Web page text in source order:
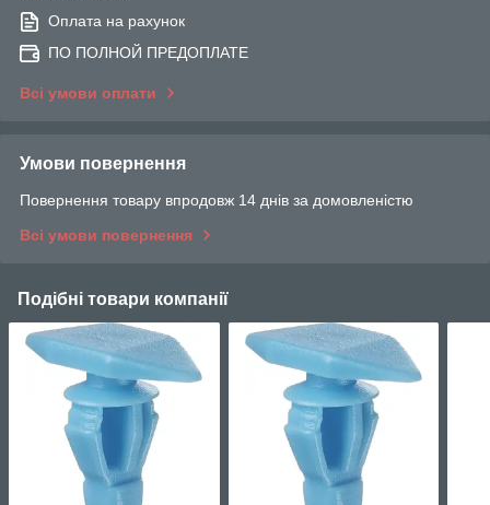
Оплата на рахунок
ПО ПОЛНОЙ ПРЕДОПЛАТЕ
Всі умови оплати
Умови повернення
Повернення товару впродовж 14 днів за домовленістю
Всі умови повернення
Подібні товари компанії